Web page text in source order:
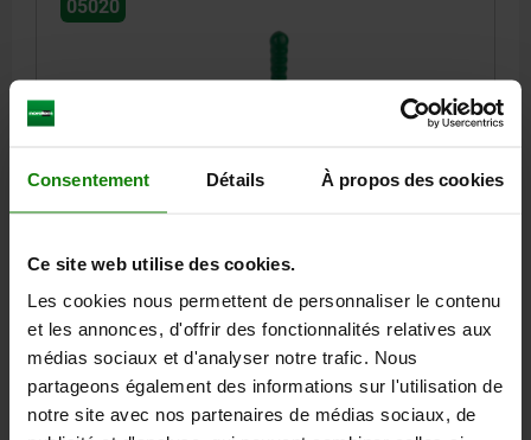
Consentement Détails À propos des cookies
Ce site web utilise des cookies.
Les cookies nous permettent de personnaliser le contenu
et les annonces, d'offrir des fonctionnalités relatives aux
médias sociaux et d'analyser notre trafic. Nous
partageons également des informations sur l'utilisation de
notre site avec nos partenaires de médias sociaux, de
05020
L=10 L1=122 L2=68 L3=50 L4=9 B=45 H=25
H1=45
H2=22
H3=56 H4=19 A MIN.=32 A MAX.=32
BROCHE DE PRESSION=M12 D1=8,5 D2=12,5 R1=159
S=8
S1=4 F KN=4,5
Référence:05020-121